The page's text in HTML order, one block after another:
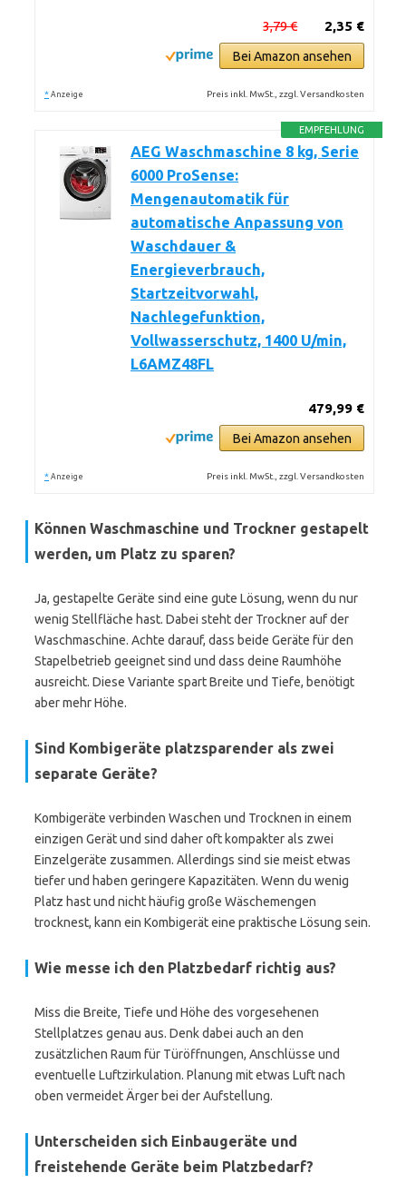
2,35 €
3,79 €
Bei Amazon ansehen
* Anzeige Preis inkl. MwSt., zzgl. Versandkosten
EMPFEHLUNG
AEG Waschmaschine 8 kg, Serie
6000 ProSense:
Mengenautomatik für
automatische Anpassung von
Waschdauer &
Energieverbrauch,
Startzeitvorwahl,
Nachlegefunktion,
Vollwasserschutz, 1400 U/min,
L6AMZ48FL
479,99 €
Bei Amazon ansehen
* Anzeige Preis inkl. MwSt., zzgl. Versandkosten
Können Waschmaschine und Trockner gestapelt
werden, um Platz zu sparen?
Ja, gestapelte Geräte sind eine gute Lösung, wenn du nur
wenig Stellfläche hast. Dabei steht der Trockner auf der
Waschmaschine. Achte darauf, dass beide Geräte für den
Stapelbetrieb geeignet sind und dass deine Raumhöhe
ausreicht. Diese Variante spart Breite und Tiefe, benötigt
aber mehr Höhe.
Sind Kombigeräte platzsparender als zwei
separate Geräte?
Kombigeräte verbinden Waschen und Trocknen in einem
einzigen Gerät und sind daher oft kompakter als zwei
Einzelgeräte zusammen. Allerdings sind sie meist etwas
tiefer und haben geringere Kapazitäten. Wenn du wenig
Platz hast und nicht häufig große Wäschemengen
trocknest, kann ein Kombigerät eine praktische Lösung sein.
Wie messe ich den Platzbedarf richtig aus?
Miss die Breite, Tiefe und Höhe des vorgesehenen
Stellplatzes genau aus. Denk dabei auch an den
zusätzlichen Raum für Türöffnungen, Anschlüsse und
eventuelle Luftzirkulation. Planung mit etwas Luft nach
oben vermeidet Ärger bei der Aufstellung.
Unterscheiden sich Einbaugeräte und
freistehende Geräte beim Platzbedarf?